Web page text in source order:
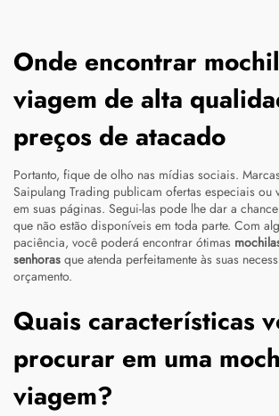
Onde encontrar
viagem de alta
preços de atacado
Portanto, fique de olho nas mídias sociais.
Saipulang Trading publicam ofertas especiais ou
em suas páginas. Segui-las pode lhe dar a
que não estão disponíveis em toda parte. Com
paciência, você poderá encontrar ótimas
senhoras que atenda perfeitamente às suas
orçamento.
Quais características
procurar em uma
viagem?